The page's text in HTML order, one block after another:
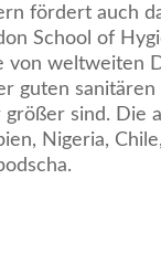
fördert auch
School of
von weltweiten
guten sanitären
sind. Die
Nigeria,